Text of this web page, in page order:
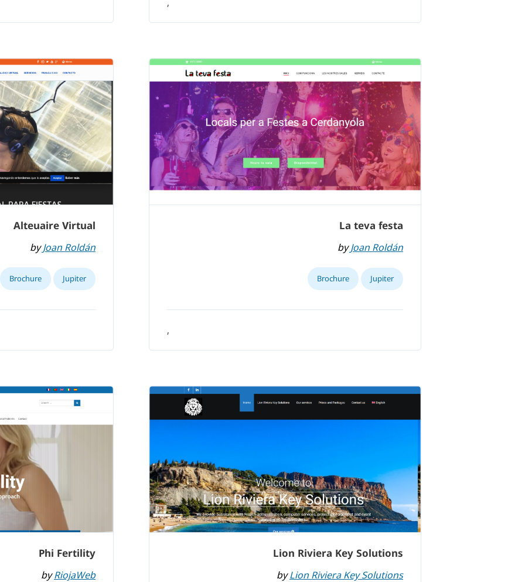
,
La teva festa
byJoan Roldán
Jupiter
Brochure
,
Alteuaire Virtual
byJoan Roldán
Jupiter
Brochure
Lion Riviera Key Solutions
byLion Riviera Key Solutions
Phi Fertility
byRiojaWeb